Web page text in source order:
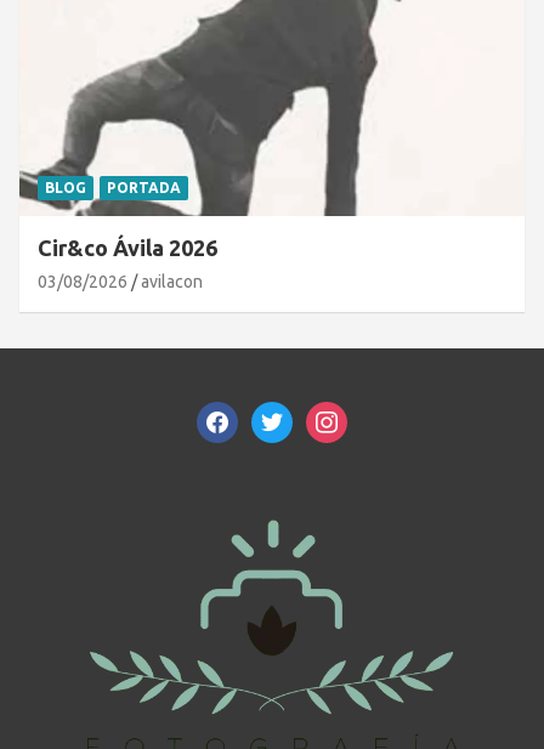
BLOG PORTADA
Cir&co Ávila 2026
03/08/2026 avilacon
facebooktwitterinstagram